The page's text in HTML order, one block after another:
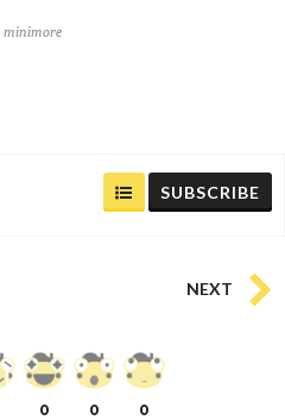
minimore
SUBSCRIBE
NEXT
0 0 0